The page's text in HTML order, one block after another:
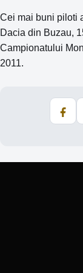
Cei mai buni piloti
Dacia din Buzau,
Campionatului
2011.